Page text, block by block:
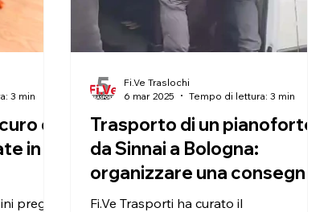
di
in
pregiati
3 min
Trasporto di un pianoforte
da Sinnai a Bologna:
organizzare una consegna
nazionale
Fi.Ve Trasporti ha curato il
Fi.Ve Traslochi
6 mar 2025
Tempo di lettura: 3 min